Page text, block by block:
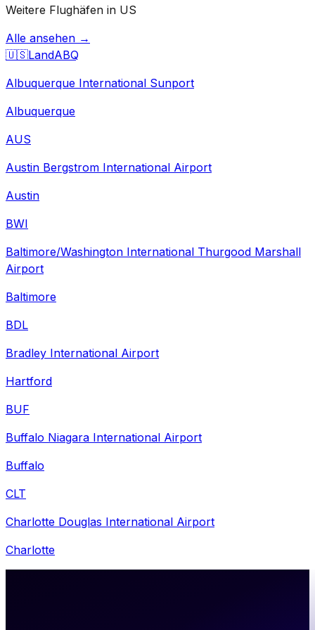
Weitere Flughäfen in US
Alle ansehen →
🇺🇸LandABQ
Albuquerque International Sunport
Albuquerque
AUS
Austin Bergstrom International Airport
Austin
BWI
Baltimore/Washington International Thurgood Marshall
Airport
Baltimore
BDL
Bradley International Airport
Hartford
BUF
Buffalo Niagara International Airport
Buffalo
CLT
Charlotte Douglas International Airport
Charlotte